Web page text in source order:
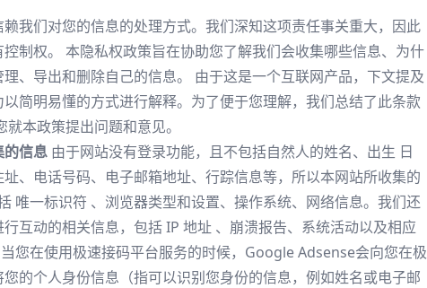
我们对您的信息的处理方式。我们深知这项责任事关重大，因此
制权。 本隐私权政策旨在协助您了解我们会收集哪些信息、为什
、导出和删除自己的信息。 由于这是一个互联网产品，下文提及
简明易懂的方式进行解释。为了便于您理解，我们总结了此条款
本政策提出问题和意见。
的信息 由于网站没有登录功能，且不包括自然人的姓名、出生 日
、电话号码、电子邮箱地址、行踪信息等，所以本网站所收集的
唯一标识符 、浏览器类型和设置、操作系统、网络信息。我们还
互动的相关信息，包括 IP 地址 、崩溃报告、系统活动以及相应
您在使用极速接码平台服务的时候，Google Adsense会向您在极
的个人身份信息（指可以识别您身份的信息，例如姓名或电子邮